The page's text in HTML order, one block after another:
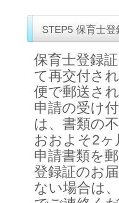
STEP5 保育士
保育士登録
て再交付さ
便で郵送さ
申請の受け
は、書類の
おおよそ2ヶ
申請書類を
登録証のお
ない場合は、